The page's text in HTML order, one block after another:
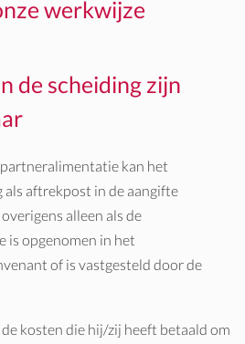
werkwijze
de scheiding zijn
kan het
aftrekpost in de aangifte
alleen als de
is opgenomen in het
of is vastgesteld door de
kosten die hij/zij heeft betaald om